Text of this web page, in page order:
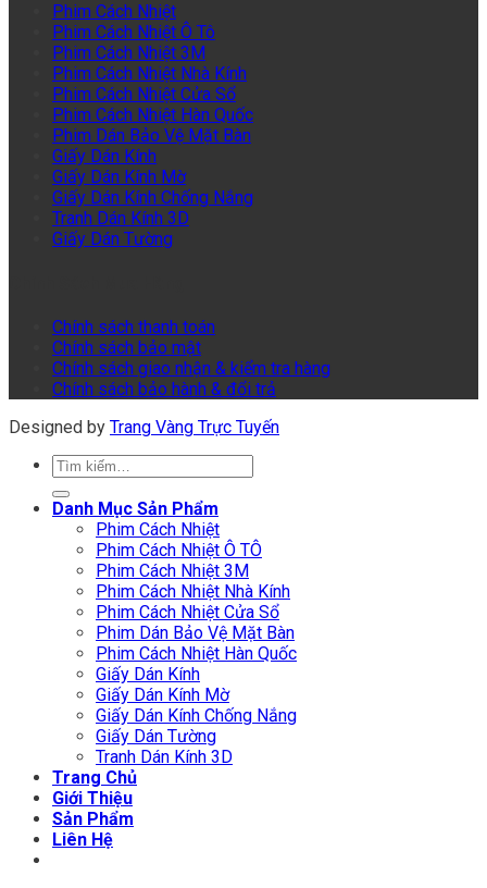
Phim Cách Nhiệt
Phim Cách Nhiệt Ô Tô
Phim Cách Nhiệt 3M
Phim Cách Nhiệt Nhà Kính
Phim Cách Nhiệt Cửa Sổ
Phim Cách Nhiệt Hàn Quốc
Phim Dán Bảo Vệ Mặt Bàn
Giấy Dán Kính
Giấy Dán Kính Mờ
Giấy Dán Kính Chống Nắng
Tranh Dán Kính 3D
Giấy Dán Tường
Chính sách thanh toán
Chính sách bảo mật
Chính sách giao nhận & kiểm tra hàng
Chính sách bảo hành & đổi trả
Designed by Trang Vàng Trực Tuyến
Tìm
kiếm:
Danh Mục Sản Phẩm
Phim Cách Nhiệt
Phim Cách Nhiệt Ô TÔ
Phim Cách Nhiệt 3M
Phim Cách Nhiệt Nhà Kính
Phim Cách Nhiệt Cửa Sổ
Phim Dán Bảo Vệ Mặt Bàn
Phim Cách Nhiệt Hàn Quốc
Giấy Dán Kính
Giấy Dán Kính Mờ
Giấy Dán Kính Chống Nắng
Giấy Dán Tường
Tranh Dán Kính 3D
Trang Chủ
Giới Thiệu
Sản Phẩm
Liên Hệ